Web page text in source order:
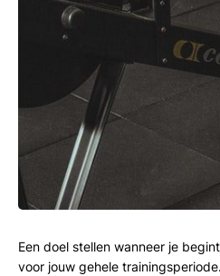
Een doel stellen wanneer je
voor jouw gehele